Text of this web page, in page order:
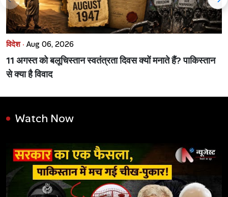
विदेश · Aug 06, 2026
11 अगस्त को बलूचिस्तान स्वतंत्रता दिवस क्यों मनाते हैं? पाकिस्तान
से क्या है विवाद
Watch Now